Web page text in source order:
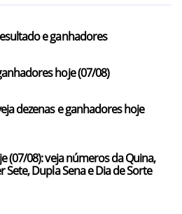
e ganhadores
hoje (07/08)
dezenas e ganhadores hoje
(07/08): veja números da Quina,
Dupla Sena e Dia de Sorte